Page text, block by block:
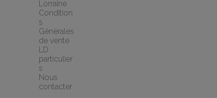
Lorraine
Condition
s
Générales
de vente
LD
particulier
s
Nous
contacter